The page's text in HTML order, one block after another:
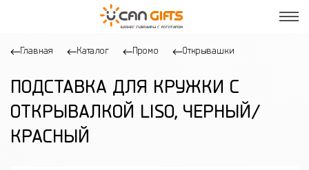
Главная Каталог Промо Открывашки
ПОДСТАВКА ДЛЯ КРУЖКИ С
ОТКРЫВАЛКОЙ LISO, ЧЕРНЫЙ/
КРАСНЫЙ